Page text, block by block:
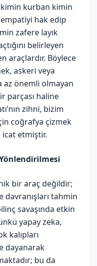
kurban kimin
hak edip
zafere layık
belirleyen
araçlardır. Böylece
askeri veya
önemli olmayan
parçası haline
zihni, bizim
coğrafya çizmek
etmiştir.
bir araç değildir;
tahmin
savaşında etkin
yapay zeka,
kalıpları
dayanarak
bu da